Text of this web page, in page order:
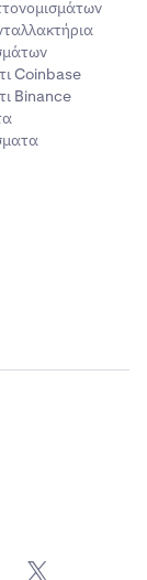
Coinbase
Binance